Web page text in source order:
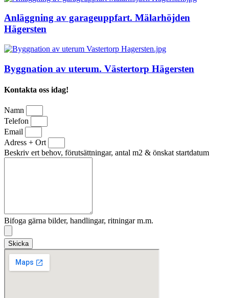
Anläggning av garageuppfart. Mälarhöjden
Hägersten
Byggnation av uterum. Västertorp Hägersten
Kontakta oss idag!
Namn
Telefon
Email
Adress + Ort
Beskriv ert behov, förutsättningar, antal m2 & önskat startdatum
Bifoga gärna bilder, handlingar, ritningar m.m.
Skicka